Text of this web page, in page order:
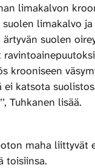
limakalvon
limakalvo
suolen
krooniseen
ei katsota
Tuhkanen lisää.
maha liittyvät
toisiinsa.